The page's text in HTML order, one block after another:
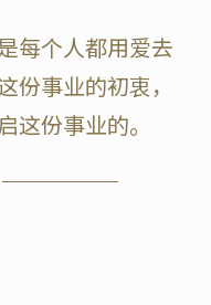
每个人都用爱去
份事业的初衷，
这份事业的。